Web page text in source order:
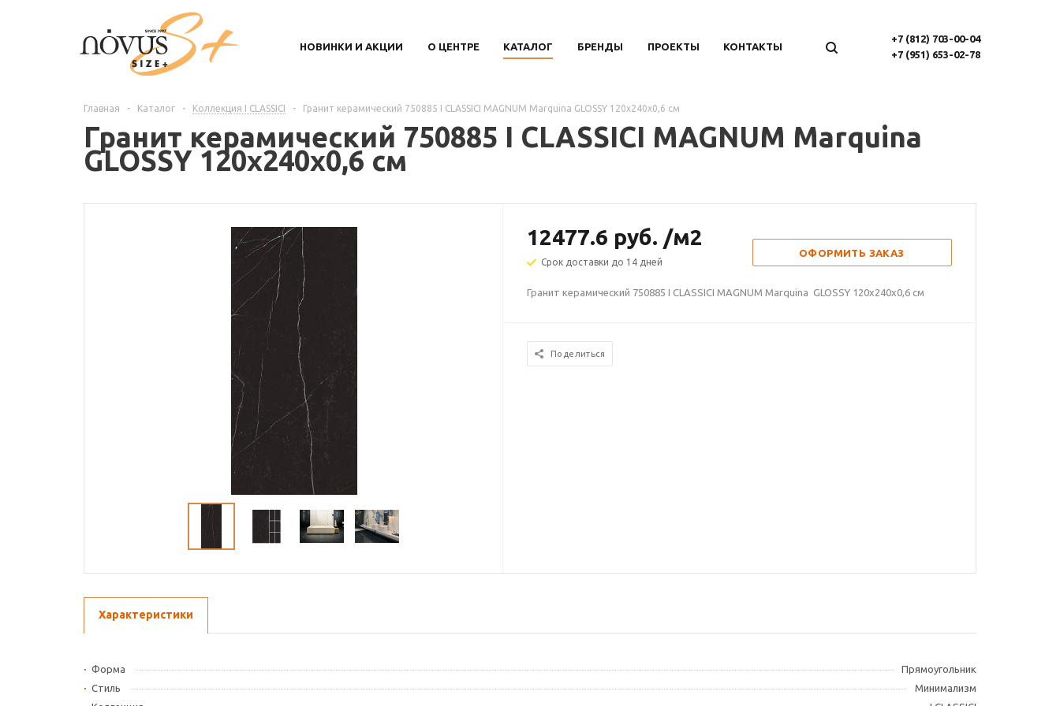
НОВИНКИ И АКЦИИ О ЦЕНТРЕ КАТАЛОГ БРЕНДЫ ПРОЕКТЫ КОНТАКТЫ
+7 (812) 703-00-04
+7 (951) 653-02-78
Главная - Каталог - Коллекция I CLASSICI - Гранит керамический 750885 I CLASSICI MAGNUM Marquina GLOSSY 120х240x0,6 см
Гранит керамический 750885 I CLASSICI MAGNUM Marquina
GLOSSY 120х240x0,6 см
12477.6 руб. /м2
Срок доставки до 14 дней
ОФОРМИТЬ ЗАКАЗ
Гранит керамический 750885 I CLASSICI MAGNUM Marquina GLOSSY 120х240x0,6 см
Поделиться
Характеристики
Форма
Прямоугольник
Стиль
Минимализм